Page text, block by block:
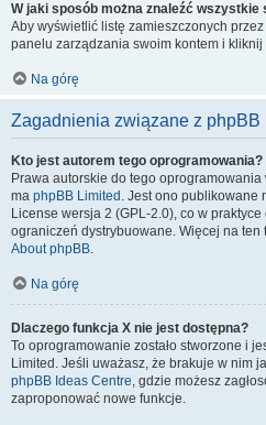
W jaki sposób można znaleźć wszystkie
Aby wyświetlić listę zamieszczonych
panelu zarządzania swoim kontem i
Na górę
Zagadnienia związane z phpBB
Kto jest autorem tego oprogramowania?
Prawa autorskie do tego
ma phpBB Limited . Jest ono publikowane
License wersja 2 (GPL-2.0), co w
ograniczeń dystrybuowane. Więcej na ten
About phpBB.
Na górę
Dlaczego funkcja X nie jest dostępna?
To oprogramowanie zostało stworzone i
Limited. Jeśli uważasz, że brakuje w nim
phpBB Ideas Centre, gdzie możesz
zaproponować nowe funkcje.